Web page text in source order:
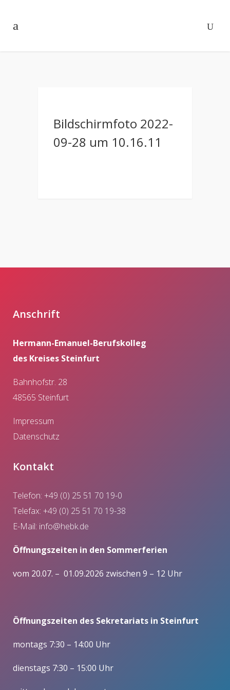
Bildschirmfoto 2022-
09-28 um 10.16.11
Anschrift
Hermann-Emanuel-Berufskolleg
des Kreises Steinfurt
Bahnhofstr. 28
48565 Steinfurt
Impressum
Datenschutz
Kontakt
Telefon: +49 (0) 25 51 70 19-0
Telefax: +49 (0) 25 51 70 19-38
E-Mail: info@hebk.de
Öffnungszeiten in den Sommerferien
vom 20.07. – 01.09.2026 zwischen 9 – 12 Uhr
Öffnungszeiten des Sekretariats in Steinfurt
montags 7:30 – 14:00 Uhr
dienstags 7:30 – 15:00 Uhr